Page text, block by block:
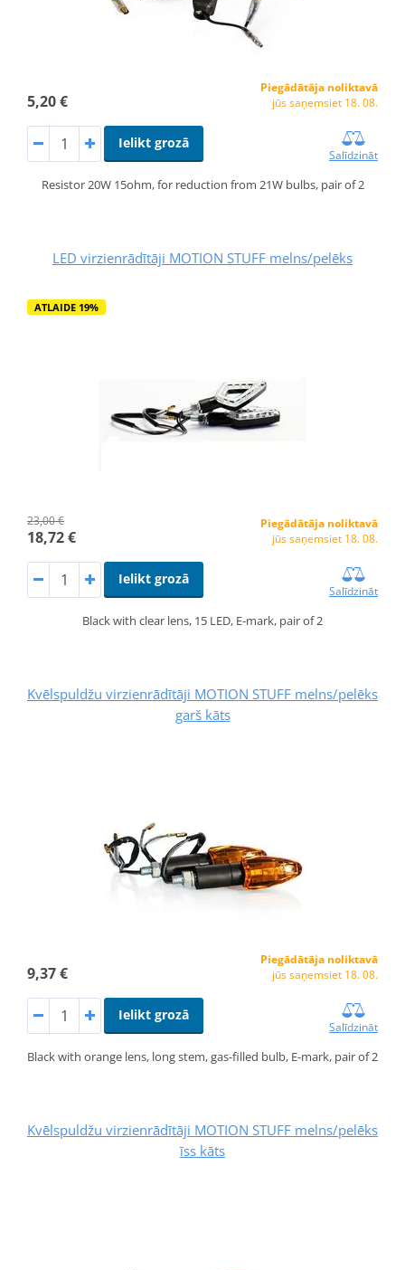
5,20 €
Piegādātāja noliktavā
jūs saņemsiet 18. 08.
Ielikt grozā
Salīdzināt
Resistor 20W 15ohm, for reduction from 21W bulbs, pair of 2
LED virzienrādītāji MOTION STUFF melns/pelēks
ATLAIDE 19%
23,00 €
18,72 €
Piegādātāja noliktavā
jūs saņemsiet 18. 08.
Ielikt grozā
Salīdzināt
Black with clear lens, 15 LED, E-mark, pair of 2
Kvēlspuldžu virzienrādītāji MOTION STUFF melns/pelēks
garš kāts
9,37 €
Piegādātāja noliktavā
jūs saņemsiet 18. 08.
Ielikt grozā
Salīdzināt
Black with orange lens, long stem, gas-filled bulb, E-mark, pair of 2
Kvēlspuldžu virzienrādītāji MOTION STUFF melns/pelēks
īss kāts